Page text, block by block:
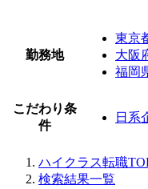
勤務地
東京
大阪
福岡
こだわり条
件
日系
ハイクラス転職
検索結果一覧